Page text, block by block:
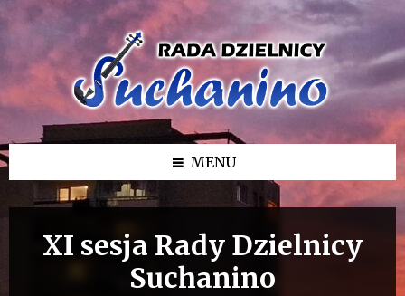
Przejdź
Przejdź
bocznego
Przejdź
MENU
XI sesja Rady Dzielnicy
Suchanino